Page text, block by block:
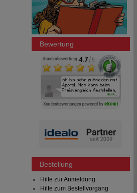
Bewertung
Bestellung
Hilfe zur Anmeldung
Hilfe zum Bestellvorgang